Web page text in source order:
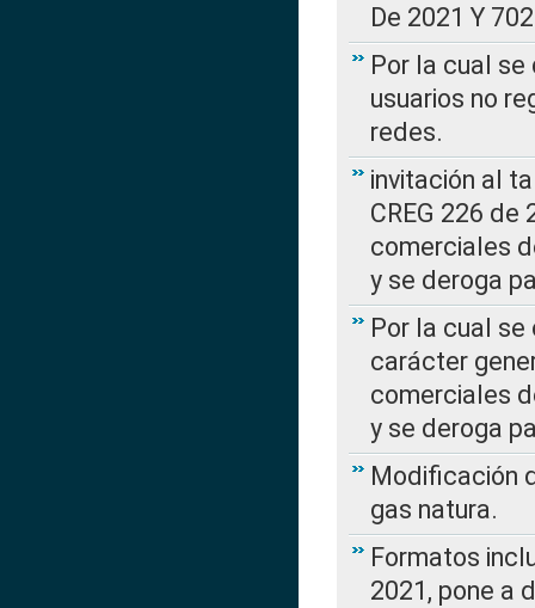
De 2021 Y
Por la cual
usuarios no
redes.
invitación al
CREG 226
comerciales
y se deroga
Por la cual
carácter
comerciales
y se deroga
Modificación
gas natura.
Formatos
2021, pone a